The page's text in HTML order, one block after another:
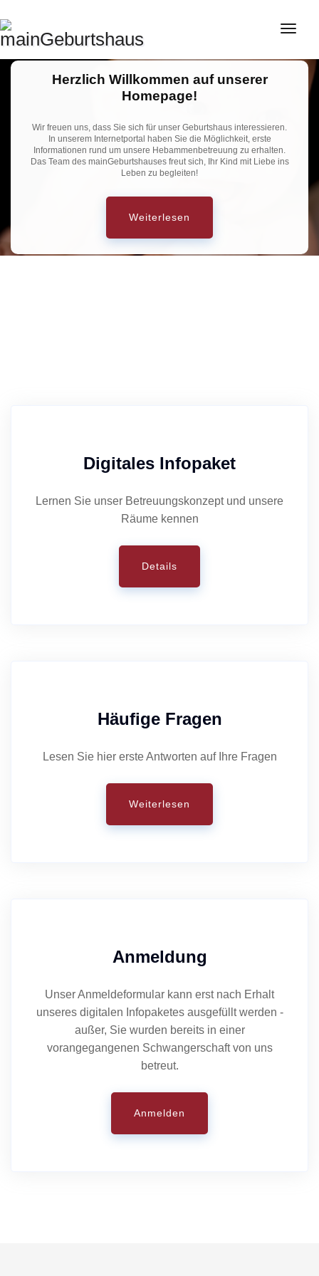
to
content
Herzlich Willkommen auf unserer
Homepage!
Wir freuen uns, dass Sie sich für unser Geburtshaus interessieren.
In unserem Internetportal haben Sie die Möglichkeit, erste
Informationen rund um unsere Hebammenbetreuung zu erhalten.
Das Team des mainGeburtshauses freut sich, Ihr Kind mit Liebe ins
Leben zu begleiten!
Weiterlesen
Digitales Infopaket
Lernen Sie unser Betreuungskonzept und unsere
Räume kennen
Details
Häufige Fragen
Lesen Sie hier erste Antworten auf Ihre Fragen
Weiterlesen
Anmeldung
Unser Anmeldeformular kann erst nach Erhalt
unseres digitalen Infopaketes ausgefüllt werden -
außer, Sie wurden bereits in einer
vorangegangenen Schwangerschaft von uns
betreut.
Anmelden